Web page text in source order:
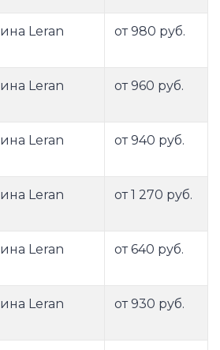
Leran
от 980 руб.
Leran
от 960 руб.
Leran
от 940 руб.
Leran
от 1 270 руб.
Leran
от 640 руб.
Leran
от 930 руб.